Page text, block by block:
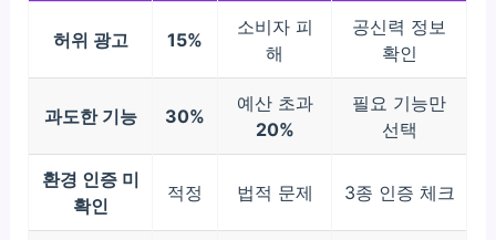
허위 광고 15%
소비자 피
해
공신력 정보
확인
과도한 기능 30%
예산 초과
20%
필요 기능만
선택
환경 인증 미
확인
적정 법적 문제 3종 인증 체크